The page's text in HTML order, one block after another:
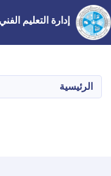
إدارة التعليم
الرئيسية